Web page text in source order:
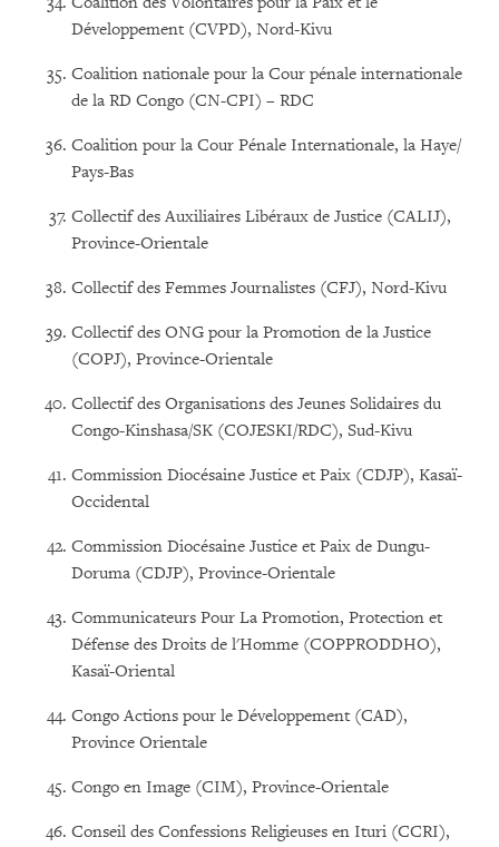
Développement (CVPD), Nord-Kivu
Coalition nationale pour la Cour pénale internationale
de la RD Congo (CN-CPI) – RDC
Coalition pour la Cour Pénale Internationale, la Haye/
Pays-Bas
Collectif des Auxiliaires Libéraux de Justice (CALIJ),
Province-Orientale
Collectif des Femmes Journalistes (CFJ), Nord-Kivu
Collectif des ONG pour la Promotion de la Justice
(COPJ), Province-Orientale
Collectif des Organisations des Jeunes Solidaires du
Congo-Kinshasa/SK (COJESKI/RDC), Sud-Kivu
Commission Diocésaine Justice et Paix (CDJP), Kasaï-
Occidental
Commission Diocésaine Justice et Paix de Dungu-
Doruma (CDJP), Province-Orientale
Communicateurs Pour La Promotion, Protection et
Défense des Droits de l'Homme (COPPRODDHO),
Kasaï-Oriental
Congo Actions pour le Développement (CAD),
Province Orientale
Congo en Image (CIM), Province-Orientale
Conseil des Confessions Religieuses en Ituri (CCRI),